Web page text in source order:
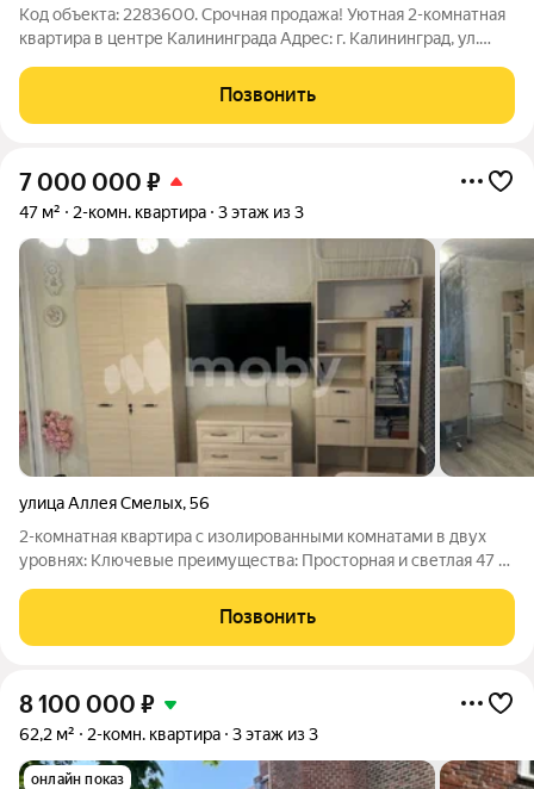
Код объекта: 2283600. Срочная продажа! Уютная 2-комнатная
квартира в центре Калининграда Адрес: г. Калининград, ул.
квартира общей площадью 47 м (жилая 31,2 м, кухня 8 м)
расположена на
Позвонить
7 000 000 ₽
47 м² 2-комн. квартира 3 этаж из 3
улица Аллея Смелых,56
2-комнатная квартира с изолированными комнатами в двух
уровнях: Ключевые преимущества: Просторная и светлая 47 м
Автономное отопление
Позвонить
8 100 000 ₽
62,2 м² 2-комн. квартира 3 этаж из 3
онлайн показ